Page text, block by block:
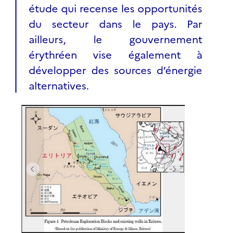
étude qui recense les opportunités
du secteur dans le pays. Par
ailleurs, le gouvernement
érythréen vise également à
développer des sources d’énergie
alternatives.